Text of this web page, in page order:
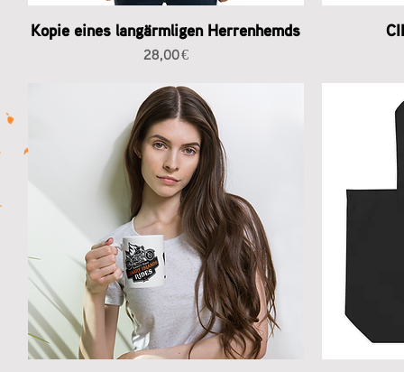
Kopie eines langärmligen Herrenhemds
Preis
28,00 €